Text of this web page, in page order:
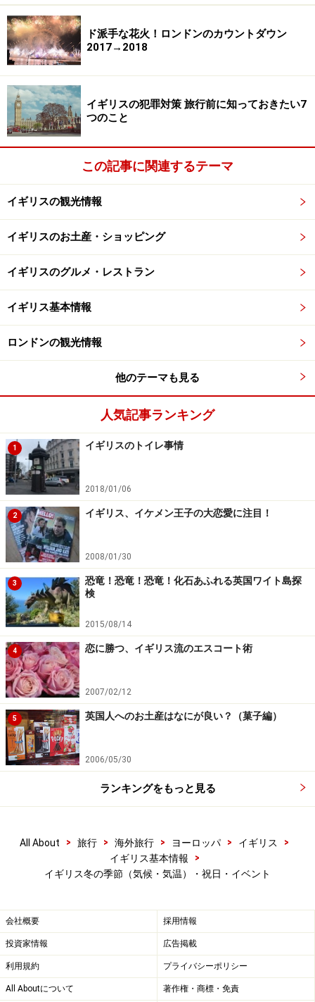
12月26日【全国】ボクシング・デイ (Boxing Day)
1月1日【全国】ニュー・イヤーズ・デイ(New Year's
Day)
1月2日【スコットランドのみ】バンク・ホリ デー
(Bank Holiday)
冬のおもなイベント
フォートナム＆メイソンのクリスマス用ディスプレイ
■12 月24日 クリスマス・イヴのミサ
るなら、教会でほんもののクリスマスを体験して みて
は？ 12月24日から25日に日付が変わる午前零時は、全
国各地の教会でミサが行われ、旅行者でも出席できま
す。
クリスマスが終わったら、冬のセールが一気にスタート
します。近年はスタートを早める傾向にありますが、や
はり大手デパー トやデザイナーズ・ブランドは、クリス
マス明けから。いいものは早い者勝ち！ お目当てのもの
がある人は、初日に勝負！
■12月31日
Hogmanay)【エディンバラ】
大晦日から元旦にかけて行われる、世界最大級の年越し
パーティー。花火大会やコンサート、ストリート・パー
ティーなど、街中が大騒ぎの３日間です。
■12月31日
クス・ディスプレイ
【ロンドン】
約35万人の見物客でにぎわう、テムズ川で恒例の花火大
会。大晦日の夜は、ロンドンの地下鉄は夜通し無料運行
（23:45～4:30)となります。帰りの足を気にせず思う存
※記事内容は執筆時点のものです。最新の内容をご確認くださ
ホームページ
」を確認するなど、安全確保に十分注意を払ってく
ド派手な花火！ロンドンのカウントダウン
2017→2018
イギリスの犯罪対策 旅行前に知っておきたい7
つのこと
この記事に関連するテーマ
イギリスの観光情報
イギリスのお土産・ショッピング
イギリスのグルメ・レストラン
イギリス基本情報
ロンドンの観光情報
他のテーマも見る
人気記事ランキング
1 イギリスのトイレ事情
2018/01/06
2 イギリス、イケメン王子の大恋愛に注目！
2008/01/30
3
恐竜！恐竜！恐竜！化石あふれる英国ワイト島探
検
2015/08/14
4 恋に勝つ、イギリス流のエスコート術
2007/02/12
5 英国人へのお土産はなにが良い？（菓子編）
2006/05/30
ランキングをもっと見る
All About > 旅行 > 海外旅行 > ヨーロッパ > イギリス
>
イギリス基本情報
>
イギリス冬の季節（気候・気温）・祝日・イベント
会社概要 採用情報
投資家情報 広告掲載
利用規約 プライバシーポリシー
All Aboutについて 著作権・商標・免責